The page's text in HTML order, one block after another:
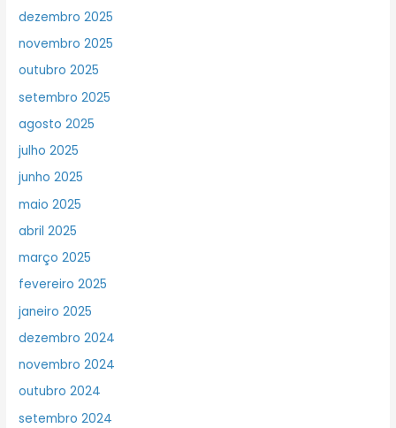
dezembro 2025
novembro 2025
outubro 2025
setembro 2025
agosto 2025
julho 2025
junho 2025
maio 2025
abril 2025
março 2025
fevereiro 2025
janeiro 2025
dezembro 2024
novembro 2024
outubro 2024
setembro 2024